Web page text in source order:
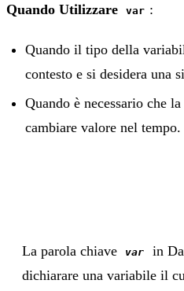
Quando Utilizzare var :
Quando il tipo della
contesto e si desidera una
Quando è necessario che
cambiare valore nel tempo.
La parola chiave var
in
dichiarare una variabile il